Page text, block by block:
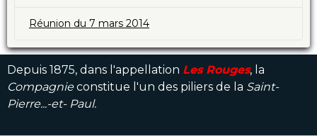
Réunion du 7 mars 2014
Depuis 1875, dans l'appellation Les Rouges, la
Compagnieconstitue l'un des piliers de la Saint-
Pierre...-et- Paul.